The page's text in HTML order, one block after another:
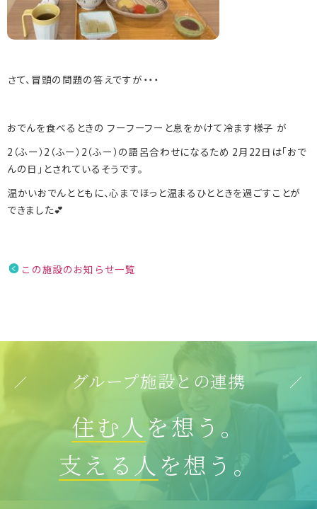
さて、冒頭の問題の答えですが・・・
おでんを食べるときの フーフーフーと息をかけて冷ます様子 が
2（ふー）2（ふー）2（ふー）の語呂合わせになるため 2月22日は「おで
んの日」とされているそうです。
温かいおでんとともに、心までほっと温まるひとときを過ごすことが
できました💕
この施設のお知らせ一覧
グループ施設との連携
住む人を想う。
支える人 を想う。